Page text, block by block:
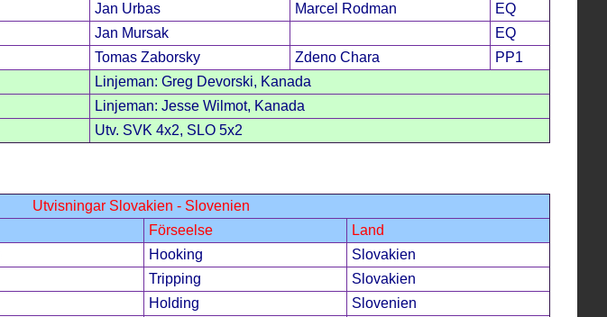
Jan Urbas Marcel Rodman
EQ
Jan Mursak
EQ
Tomas Zaborsky Zdeno Chara
PP1
Linjeman: Greg Devorski, Kanada
Linjeman: Jesse Wilmot, Kanada
Utv. SVK 4x2, SLO 5x2
Utvisningar Slovakien - Slovenien
Förseelse
Land
Hooking
Slovakien
Tripping
Slovakien
Holding
Slovenien